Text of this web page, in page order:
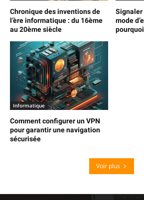
Chronique des inventions de
l’ère informatique : du 16ème
au 20ème siècle
Signaler
mode
pourquoi
Informatique
Comment configurer un VPN
pour garantir une navigation
sécurisée
Voir plus